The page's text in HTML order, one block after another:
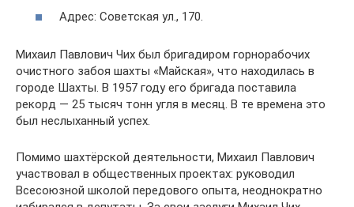
Адрес: Советская ул., 170.
Михаил Павлович Чих был бригадиром горнорабочих
очистного забоя шахты «Майская», что находилась в
городе Шахты. В 1957 году его бригада поставила
рекорд — 25 тысяч тонн угля в месяц. В те времена это
был неслыханный успех.
Помимо шахтёрской деятельности, Михаил Павлович
участвовал в общественных проектах: руководил
Всесоюзной школой передового опыта, неоднократно